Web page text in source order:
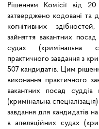
Рішенням Комісії від
затверджено кодовані та
когнітивних
зайняття вакантних
судах (кримінальна
практичного завдання з
507 кандидатів. Цим
виконання практичного
вакантних посад суддів
(кримінальна
завдання для кандидатів
в апеляційних судах